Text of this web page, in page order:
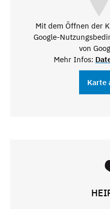
Mit dem Öffnen der
Google-
von
Mehr Infos:
Karte